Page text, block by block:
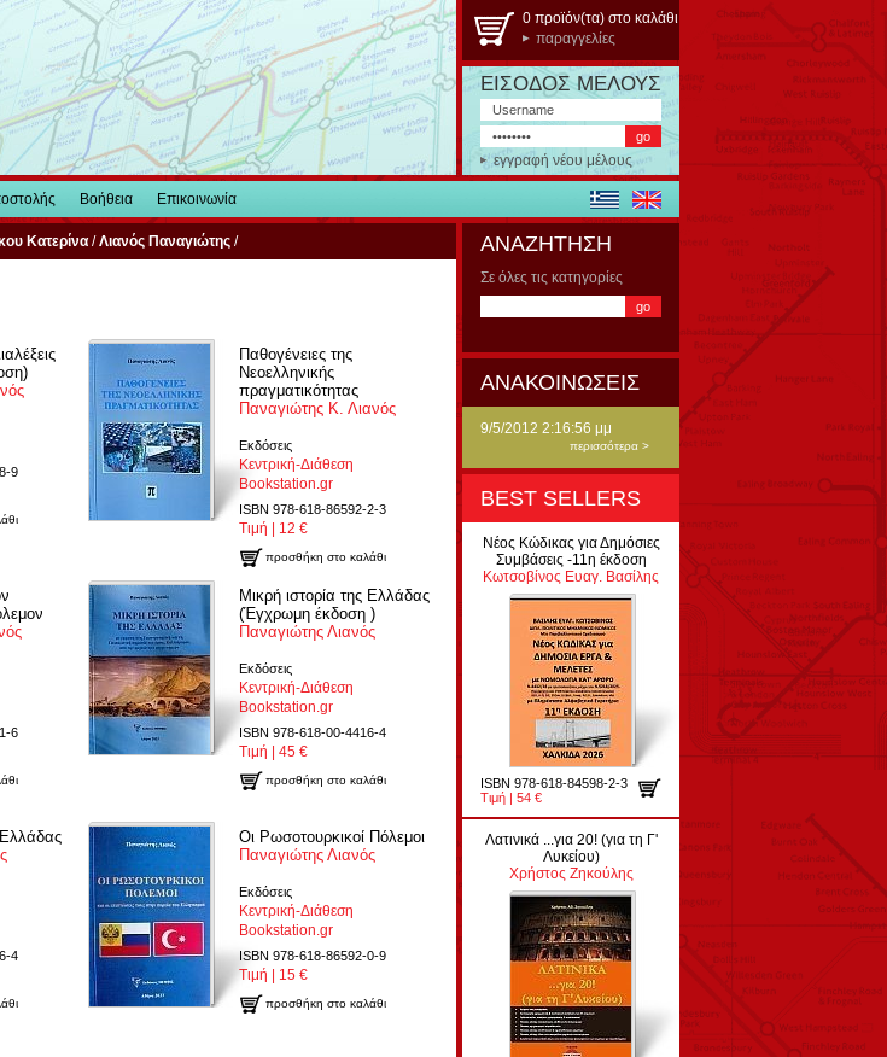
0 προϊόν(τα) στο καλάθι
παραγγελίες
ΕΙΣΟΔΟΣ ΜΕΛΟΥΣ
εγγραφή νέου μέλους
Βοήθεια Επικοινωνία
Κατερίνα /Λιανός Παναγιώτης /
9
Παθογένειες της
Νεοελληνικής
πραγματικότητας
Παναγιώτης Κ. Λιανός
Εκδόσεις
Κεντρική-Διάθεση
Bookstation.gr
ISBN 978-618-86592-2-3
Τιμή | 12 €
προσθήκη στο καλάθι
6
Μικρή ιστορία της Ελλάδας
(Έγχρωμη έκδοση )
Παναγιώτης Λιανός
Εκδόσεις
Κεντρική-Διάθεση
Bookstation.gr
ISBN 978-618-00-4416-4
Τιμή | 45 €
προσθήκη στο καλάθι
Ελλάδας
4
Οι Ρωσοτουρκικοί Πόλεμοι
Παναγιώτης Λιανός
Εκδόσεις
Κεντρική-Διάθεση
Bookstation.gr
ISBN 978-618-86592-0-9
Τιμή | 15 €
προσθήκη στο καλάθι
ΑΝΑΖΗΤΗΣΗ
Σε όλες τις κατηγορίες
ΑΝΑΚΟΙΝΩΣΕΙΣ
9/5/2012 2:16:56 μμ
περισσότερα >
BEST SELLERS
Νέος Κώδικας για Δημόσιες
Συμβάσεις -11η έκδοση
Κωτσοβίνος Ευαγ. Βασίλης
ISBN 978-618-84598-2-3
Τιμή | 54 €
Λατινικά ...για 20! (για τη Γ'
Λυκείου)
Χρήστος Ζηκούλης